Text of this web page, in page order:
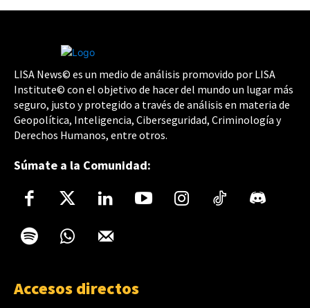
LISA News© es un medio de análisis promovido por LISA
Institute© con el objetivo de hacer del mundo un lugar más
seguro, justo y protegido a través de análisis en materia de
Geopolítica, Inteligencia, Ciberseguridad, Criminología y
Derechos Humanos, entre otros.
Súmate a la Comunidad:
Accesos directos